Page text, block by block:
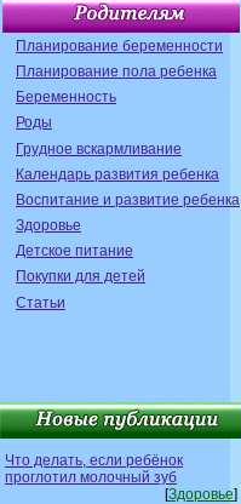
Планирование беременности
Планирование пола ребенка
Беременность
Роды
Грудное вскармливание
Календарь развития ребенка
Воспитание и развитие ребенка
Здоровье
Детское питание
Покупки для детей
Статьи
Что делать, если ребёнок
проглотил молочный зуб
[Здоровье]